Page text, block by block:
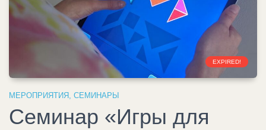
EXPIRED!
МЕРОПРИЯТИЯ , СЕМИНАРЫ
Семинар «Игры для